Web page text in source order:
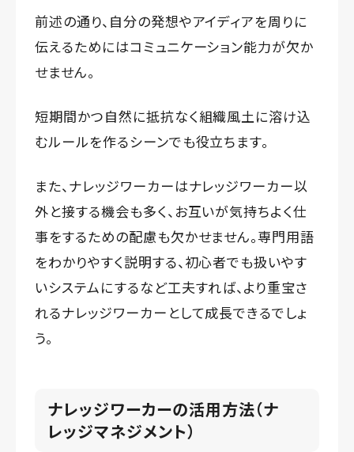
前述の通り、自分の発想やアイディアを周りに
伝えるためにはコミュニケーション能力が欠か
せません。
短期間かつ自然に抵抗なく組織風土に溶け込
むルールを作るシーンでも役立ちます。
また、ナレッジワーカーはナレッジワーカー以
外と接する機会も多く、お互いが気持ちよく仕
事をするための配慮も欠かせません。専門用語
をわかりやすく説明する、初心者でも扱いやす
いシステムにするなど工夫すれば、より重宝さ
れるナレッジワーカーとして成長できるでしょ
う。
ナレッジワーカーの活用方法（ナ
レッジマネジメント）